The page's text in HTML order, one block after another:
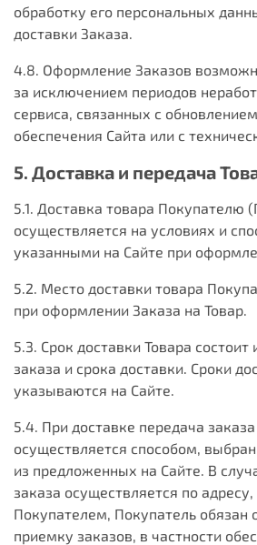
обработку его персональных
доставки Заказа.
4.8. Оформление Заказов
за исключением периодов
сервиса, связанных с
обеспечения Сайта или с
5. Доставка и передача
5.1. Доставка товара Покупателю
осуществляется на условиях и
указанными на Сайте при
5.2. Место доставки товара
при оформлении Заказа на Товар.
5.3. Срок доставки Товара состоит
заказа и срока доставки. Сроки
указываются на Сайте.
5.4. При доставке передача
осуществляется способом,
из предложенных на Сайте. В
заказа осуществляется по
Покупателем, Покупатель обязан
приемку заказов, в частности